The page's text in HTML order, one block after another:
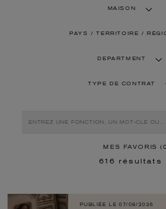
MAISON
PAYS / TERRITOIRE /
DEPARTMENT
TYPE DE CONTRAT
MES FAVORIS
616 résultats
PUBLIÉE LE 07/08/2026